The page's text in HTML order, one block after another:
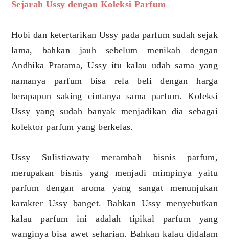
Sejarah Ussy dengan Koleksi Parfum
Hobi dan ketertarikan Ussy pada parfum sudah sejak
lama, bahkan jauh sebelum menikah dengan
Andhika Pratama, Ussy itu kalau udah sama yang
namanya parfum bisa rela beli dengan harga
berapapun saking cintanya sama parfum. Koleksi
Ussy yang sudah banyak menjadikan dia sebagai
kolektor parfum yang berkelas.
Ussy Sulistiawaty merambah bisnis parfum,
merupakan bisnis yang menjadi mimpinya yaitu
parfum dengan aroma yang sangat menunjukan
karakter Ussy banget. Bahkan Ussy menyebutkan
kalau parfum ini adalah tipikal parfum yang
wanginya bisa awet seharian. Bahkan kalau didalam